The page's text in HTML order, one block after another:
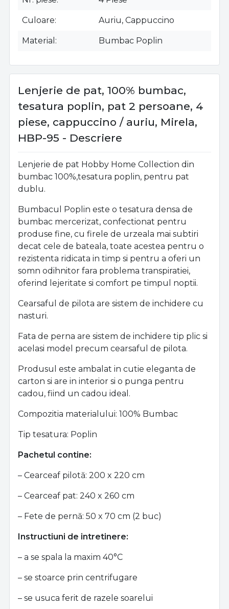
Culoare Auriu, Cappuccino
Material Bumbac Poplin
Lenjerie de pat, 100% bumbac,
tesatura poplin, pat 2 persoane, 4
piese, cappuccino / auriu, Mirela,
HBP-95 - Descriere
Lenjerie de pat Hobby Home Collection din
bumbac 100%,tesatura poplin, pentru pat
dublu.
Bumbacul Poplin este o tesatura densa de
bumbac mercerizat, confectionat pentru
produse fine, cu firele de urzeala mai subtiri
decat cele de bateala, toate acestea pentru o
rezistenta ridicata in timp si pentru a oferi un
somn odihnitor fara problema transpiratiei,
oferind lejeritate si comfort pe timpul noptii.
Cearsaful de pilota are sistem de inchidere cu
nasturi.
Fata de perna are sistem de inchidere tip plic si
acelasi model precum cearsaful de pilota.
Produsul este ambalat in cutie eleganta de
carton si are in interior si o punga pentru
cadou, fiind un cadou ideal.
Compozitia materialului: 100% Bumbac
Tip tesatura: Poplin
Pachetul contine:
– Cearceaf pilotă: 200 x 220 cm
– Cearceaf pat: 240 x 260 cm
– Fete de pernă: 50 x 70 cm (2 buc)
Instructiuni de intretinere:
– a se spala la maxim 40°C
– se stoarce prin centrifugare
– se usuca ferit de razele soarelui